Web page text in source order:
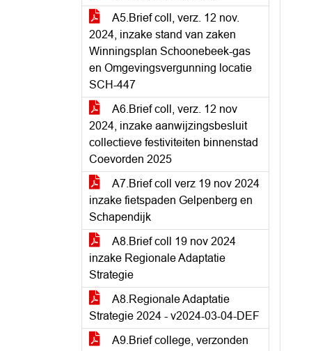
A5.Brief coll, verz. 12 nov.
2024, inzake stand van zaken
Winningsplan Schoonebeek-gas
en Omgevingsvergunning locatie
SCH-447
A6.Brief coll, verz. 12 nov
2024, inzake aanwijzingsbesluit
collectieve festiviteiten binnenstad
Coevorden 2025
A7.Brief coll verz 19 nov 2024
inzake fietspaden Gelpenberg en
Schapendijk
A8.Brief coll 19 nov 2024
inzake Regionale Adaptatie
Strategie
A8.Regionale Adaptatie
Strategie 2024 - v2024-03-04-DEF
A9.Brief college, verzonden